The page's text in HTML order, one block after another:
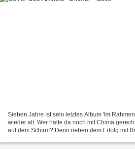
Sieben Jahre ist sein letztes Album 'Im
wieder alt. Wer hätte da noch mit Chima
auf dem Schirm? Denn neben dem Erfolg mit